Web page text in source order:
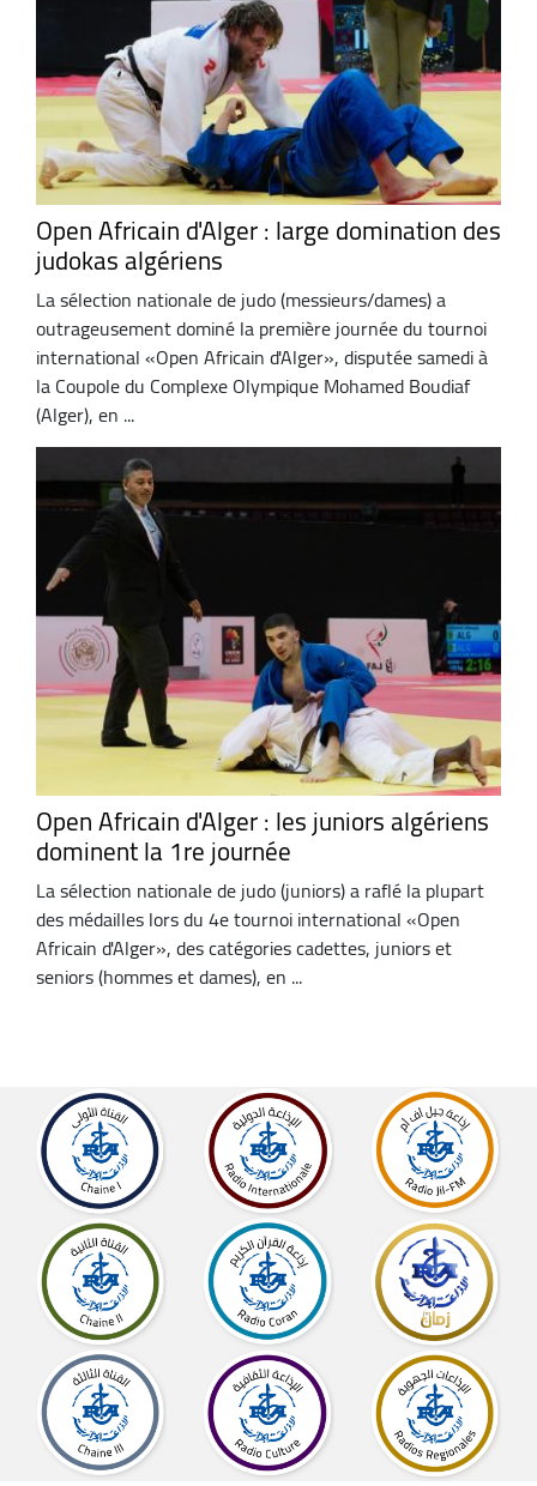
Open Africain d'Alger : large domination des
judokas algériens
La sélection nationale de judo (messieurs/dames) a
outrageusement dominé la première journée du tournoi
international «Open Africain d'Alger», disputée samedi à
la Coupole du Complexe Olympique Mohamed Boudiaf
(Alger), en ...
Open Africain d'Alger : les juniors algériens
dominent la 1re journée
La sélection nationale de judo (juniors) a raflé la plupart
des médailles lors du 4e tournoi international «Open
Africain d'Alger», des catégories cadettes, juniors et
seniors (hommes et dames), en ...